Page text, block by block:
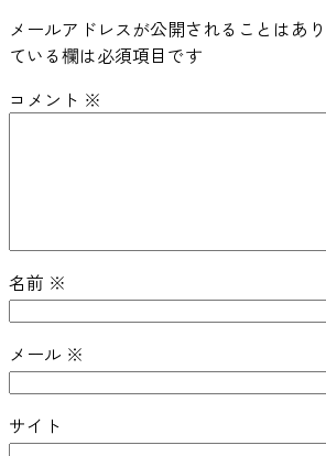
メールアドレスが公開されることはあり
ている欄は必須項目です
コメント ※
名前 ※
メール ※
サイト